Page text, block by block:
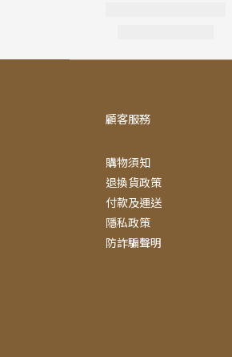
顧客服務
購物須知
退換貨政策
付款及運送
隱私政策
防詐騙聲明